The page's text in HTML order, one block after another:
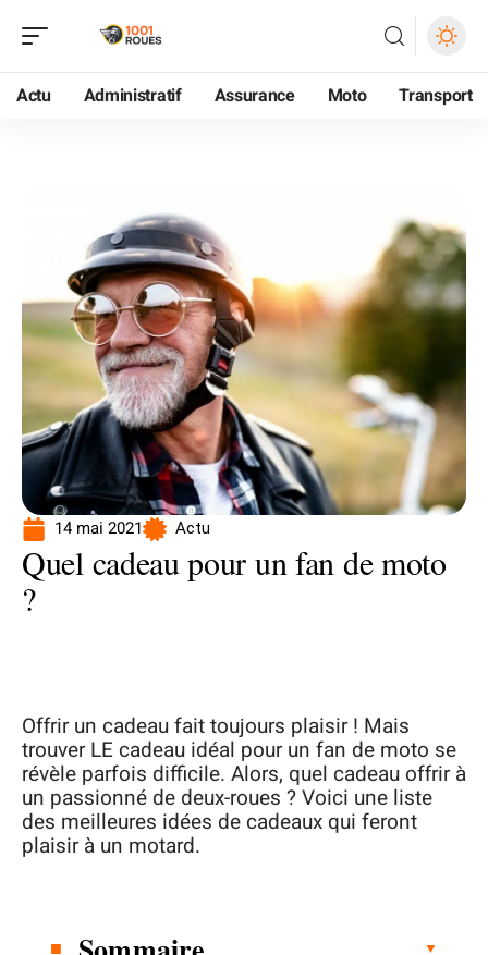
Actu Administratif Assurance Moto Transport
14 mai 2021 Actu
Quel cadeau pour un fan de moto
?
Offrir un cadeau fait toujours plaisir ! Mais
trouver LE cadeau idéal pour un fan de moto se
révèle parfois difficile. Alors, quel cadeau offrir à
un passionné de deux-roues ? Voici une liste
des meilleures idées de cadeaux qui feront
plaisir à un motard.